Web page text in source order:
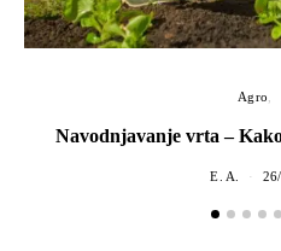
Agro
Navodnjavanje vrta –
E. A.